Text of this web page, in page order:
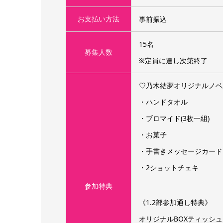
お支払い方法 事前振込
募集人数
15名
※定員に達し次第終了
参加特典
♡乃木結夢オリジナルノ
・ハンドタオル
・ブロマイド(3枚一組)
・お菓子
・手書きメッセージカード
・2ショットチェキ
《1.2部参加通し特典》
オリジナルBOXティッシュ